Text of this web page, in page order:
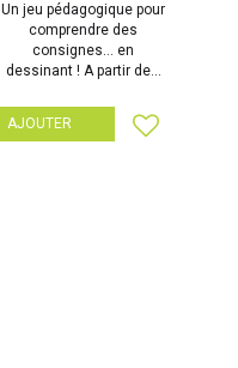
Un jeu pédagogique pour
comprendre des
consignes… en
dessinant ! A partir de...
AJOUTER